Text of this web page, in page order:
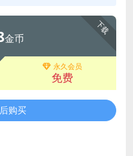
下载
金币
永久会员
免费
购买